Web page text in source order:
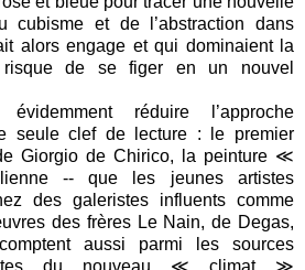
et de l’abstraction dans
alors engage et qui dominaient la
risque de se figer en un nouvel
réduire l’approche
seule clef de lecture : le premier
Giorgio de Chirico, la peinture ≪
-- que les jeunes artistes
des galeristes influents comme
des frères Le Nain, de Degas,
aussi parmi les sources
du nouveau ≪ climat ≫